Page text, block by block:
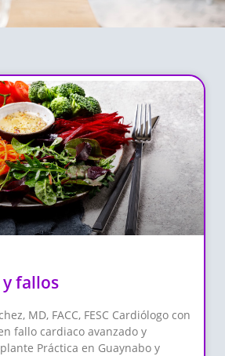
y fallos
MD, FACC, FESC Cardiólogo con
fallo cardiaco avanzado y
Práctica en Guaynabo y